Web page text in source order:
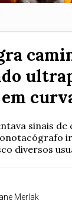
sinais de
diversos
Merlak